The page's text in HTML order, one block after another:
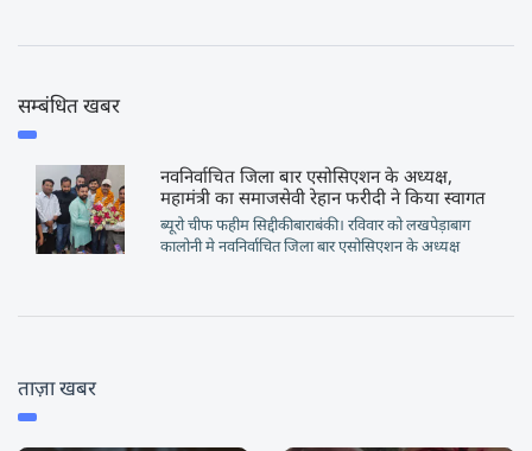
सम्बंधित खबर
नवनिर्वाचित जिला बार एसोसिएशन के अध्यक्ष,
महामंत्री का समाजसेवी रेहान फरीदी ने किया स्वागत
ब्यूरो चीफ फहीम सिद्दीकीबाराबंकी। रविवार को लखपेड़ाबाग
कालोनी मे नवनिर्वाचित जिला बार एसोसिएशन के अध्यक्ष
ताज़ा खबर